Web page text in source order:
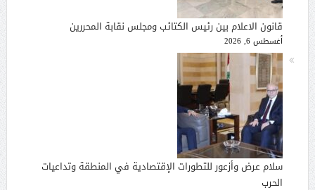
قانون الاعلام بين رئيس الكتائب ومجلس نقابة المحررين
أغسطس 6, 2026
سلام عرض وأزعور للتطورات الإقتصادية في المنطقة وتداعيات
الحرب